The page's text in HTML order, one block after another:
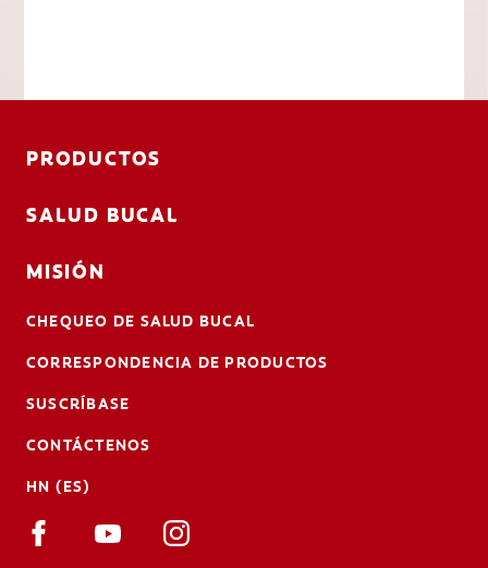
PRODUCTOS
SALUD BUCAL
MISIÓN
CHEQUEO DE SALUD BUCAL
CORRESPONDENCIA DE PRODUCTOS
SUSCRÍBASE
CONTÁCTENOS
HN (ES)